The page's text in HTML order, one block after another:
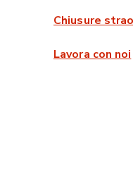
Chiusure
Lavora con noi